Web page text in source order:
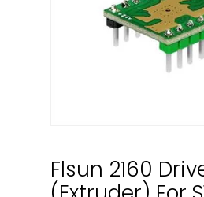
Flsun 2160